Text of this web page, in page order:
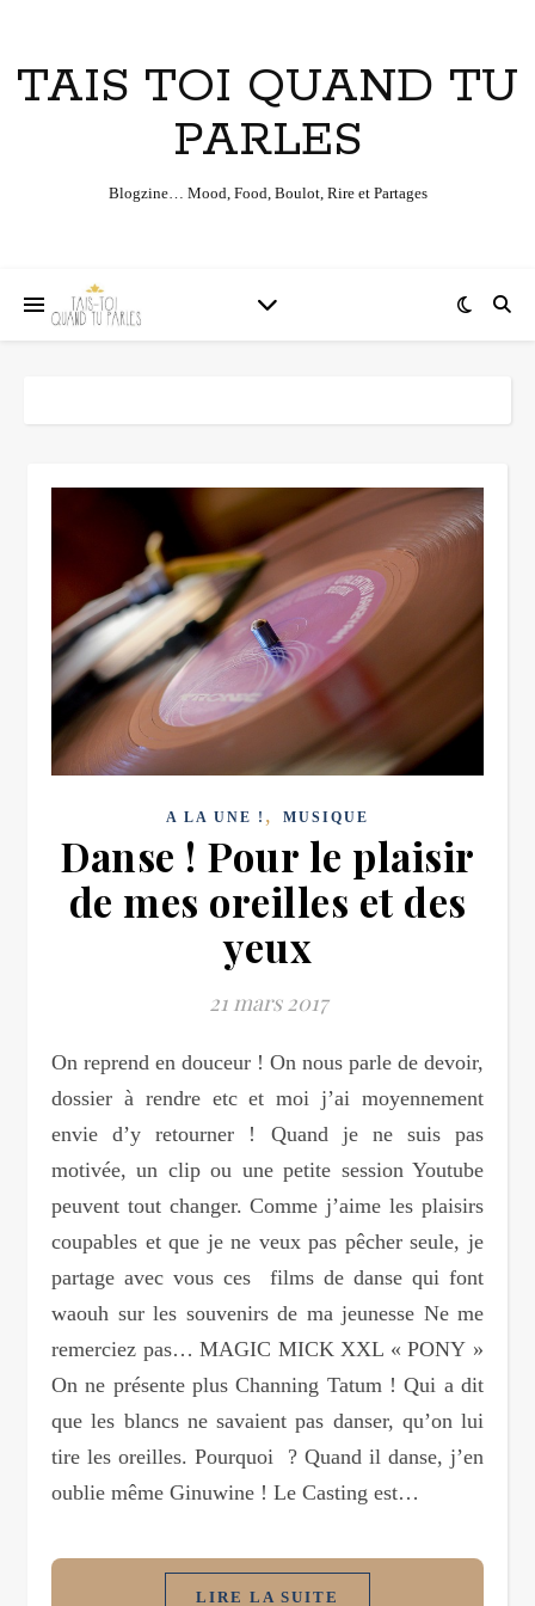
TAIS TOI QUAND TU
PARLES
Blogzine… Mood, Food, Boulot, Rire et Partages
A LA UNE ! , MUSIQUE
Danse ! Pour le plaisir
de mes oreilles et des
yeux
21 mars 2017
On reprend en douceur ! On nous parle de devoir,
dossier à rendre etc et moi j’ai moyennement
envie d’y retourner ! Quand je ne suis pas
motivée, un clip ou une petite session Youtube
peuvent tout changer. Comme j’aime les plaisirs
coupables et que je ne veux pas pêcher seule, je
partage avec vous ces films de danse qui font
waouh sur les souvenirs de ma jeunesse Ne me
remerciez pas… MAGIC MICK XXL « PONY »
On ne présente plus Channing Tatum ! Qui a dit
que les blancs ne savaient pas danser, qu’on lui
tire les oreilles. Pourquoi ? Quand il danse, j’en
oublie même Ginuwine ! Le Casting est…
LIRE LA SUITE